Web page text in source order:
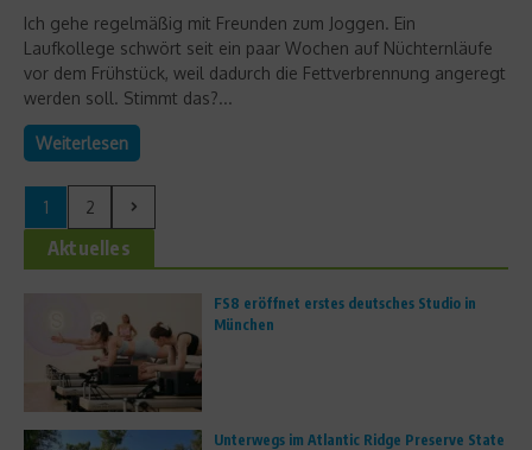
Ich gehe regelmäßig mit Freunden zum Joggen. Ein
Laufkollege schwört seit ein paar Wochen auf Nüchternläufe
vor dem Frühstück, weil dadurch die Fettverbrennung angeregt
werden soll. Stimmt das?...
Weiterlesen
1 2
Aktuelles
FS8 eröffnet erstes deutsches Studio in
München
Unterwegs im Atlantic Ridge Preserve State